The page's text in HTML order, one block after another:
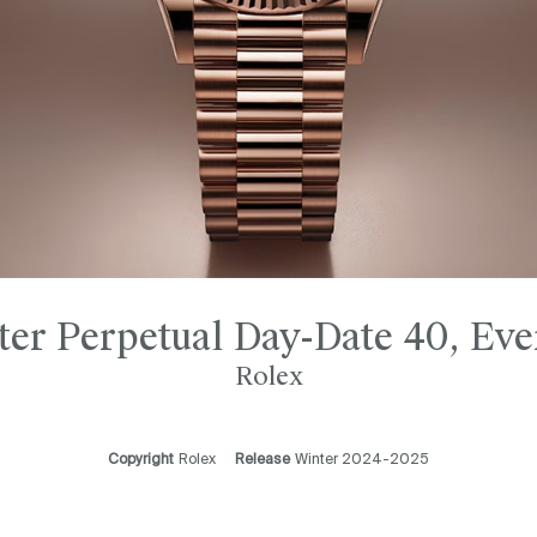
Perpetual Day-Date 40,
Rolex
Copyright Rolex Release Winter 2024-2025